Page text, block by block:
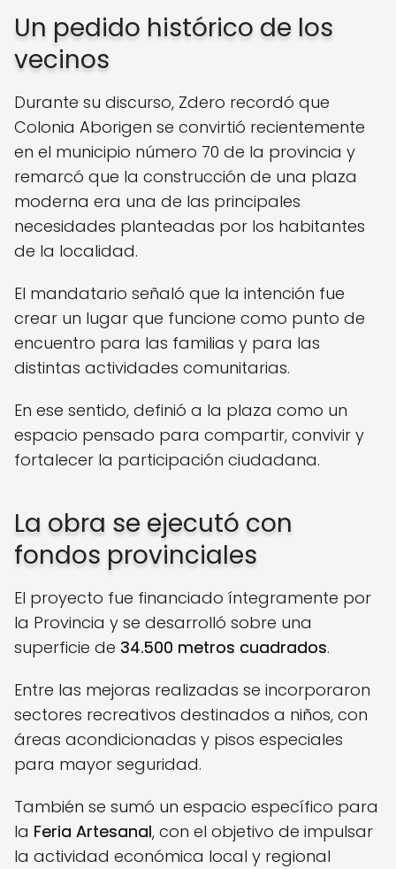
Un pedido histórico de los
vecinos
Durante su discurso, Zdero recordó que
Colonia Aborigen se convirtió recientemente
en el municipio número 70 de la provincia y
remarcó que la construcción de una plaza
moderna era una de las principales
necesidades planteadas por los habitantes
de la localidad.
El mandatario señaló que la intención fue
crear un lugar que funcione como punto de
encuentro para las familias y para las
distintas actividades comunitarias.
En ese sentido, definió a la plaza como un
espacio pensado para compartir, convivir y
fortalecer la participación ciudadana.
La obra se ejecutó con
fondos provinciales
El proyecto fue financiado íntegramente por
la Provincia y se desarrolló sobre una
superficie de 34.500 metros cuadrados.
Entre las mejoras realizadas se incorporaron
sectores recreativos destinados a niños, con
áreas acondicionadas y pisos especiales
para mayor seguridad.
También se sumó un espacio específico para
la Feria Artesanal, con el objetivo de impulsar
la actividad económica local y regional